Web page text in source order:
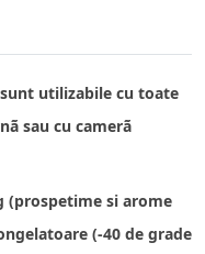
utilizabile cu toate
sau cu camerã
(prospetime si arome
(-40 de grade